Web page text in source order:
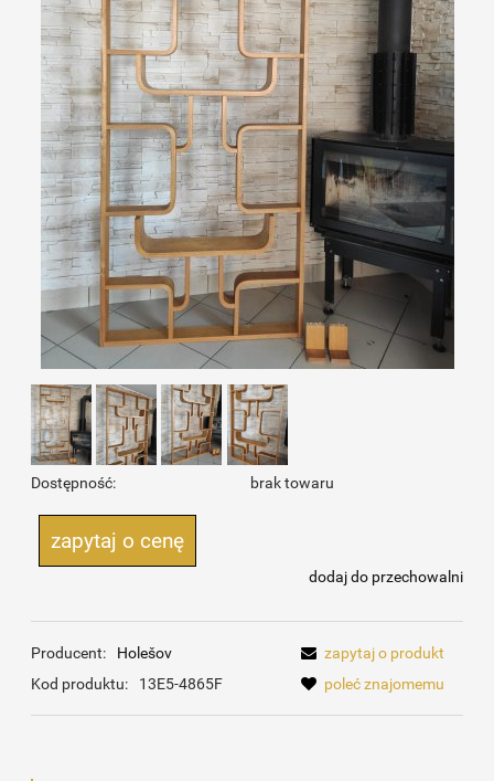
Dostępność: brak towaru
zapytaj o cenę
dodaj do przechowalni
Producent:
Holešov
Kod produktu:
13E5-4865F
zapytaj o produkt
poleć znajomemu